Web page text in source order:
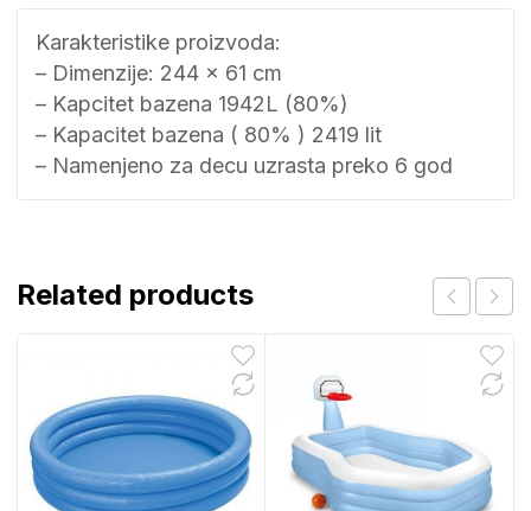
Karakteristike proizvoda:
– Dimenzije: 244 x 61 cm
– Kapcitet bazena 1942L (80%)
– Kapacitet bazena ( 80% ) 2419 lit
– Namenjeno za decu uzrasta preko 6 god
Related products